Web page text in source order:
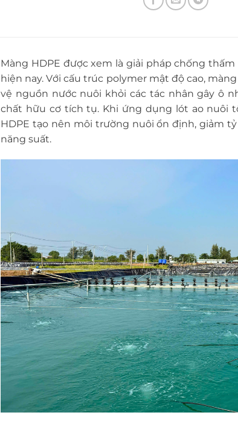
Màng HDPE được xem là giải pháp chống
hiện nay. Với cấu trúc polymer mật độ cao,
vệ nguồn nước nuôi khỏi các tác nhân gây ô
chất hữu cơ tích tụ. Khi ứng dụng lót ao nuôi
HDPE tạo nên môi trường nuôi ổn định, giảm
năng suất.